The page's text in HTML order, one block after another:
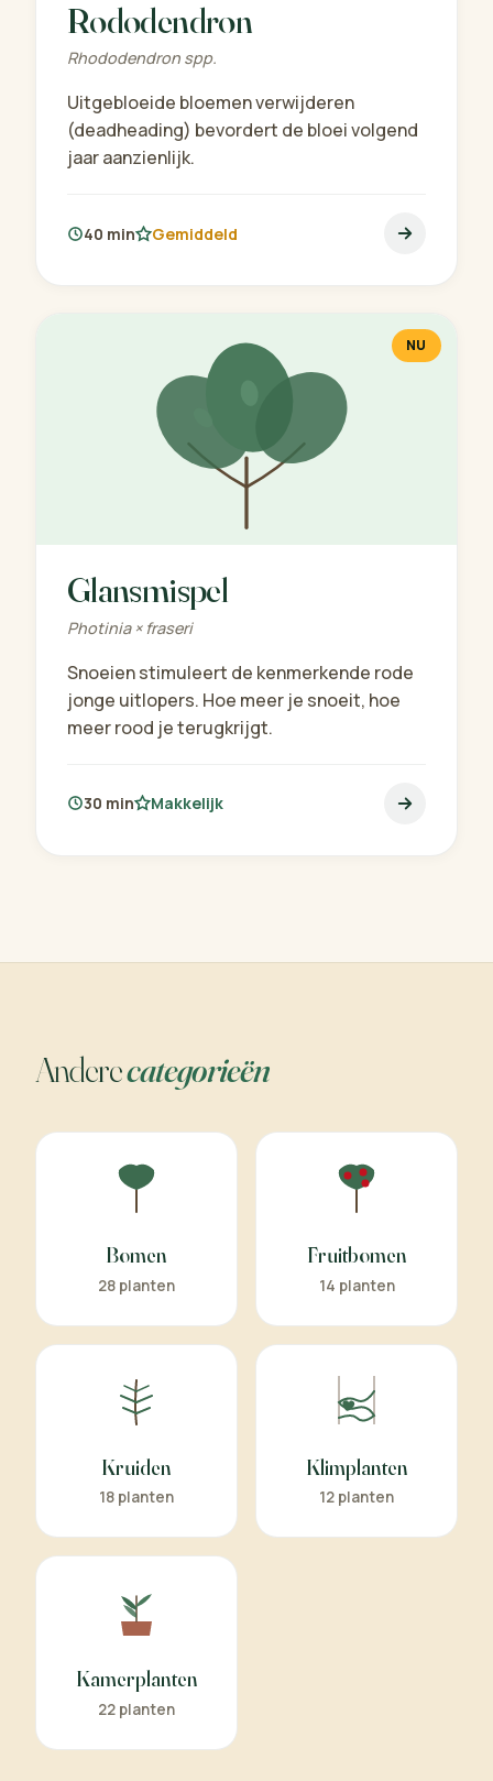
Rododendron
Rhododendron spp.
Uitgebloeide bloemen verwijderen
(deadheading) bevordert de bloei volgend
jaar aanzienlijk.
40 min Gemiddeld
NU
Glansmispel
Photinia × fraseri
Snoeien stimuleert de kenmerkende rode
jonge uitlopers. Hoe meer je snoeit, hoe
meer rood je terugkrijgt.
30 min Makkelijk
Anderecategorieën
Bomen
28 planten
Fruitbomen
14 planten
Kruiden
18 planten
Klimplanten
12 planten
Kamerplanten
22 planten